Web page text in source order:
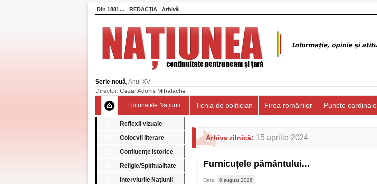
Din 1881… REDACȚIA Arhivă
Serie nouă, Anul XV
Director: Cezar Adonis Mihalache
Editorialele Națiunii Tichia de politician Firea românilor Puncte cardinale
Reflexii vizuale
Colocvii literare
Confluenţe istorice
Religie/Spiritualitate
Interviurile Naţiunii
Arhiva zilnică: 15 aprilie 2024
Furnicuțele pământului…
Data: 6 august 2026